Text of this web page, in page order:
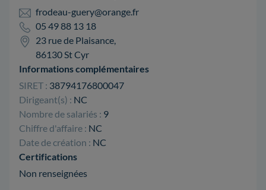
frodeau-guery@orange.fr
05 49 88 13 18
23 rue de Plaisance,
86130 St Cyr
Informations complémentaires
SIRET : 38794176800047
Dirigeant(s) : NC
Nombre de salariés : 9
Chiffre d'affaire : NC
Date de création : NC
Certifications
Non renseignées